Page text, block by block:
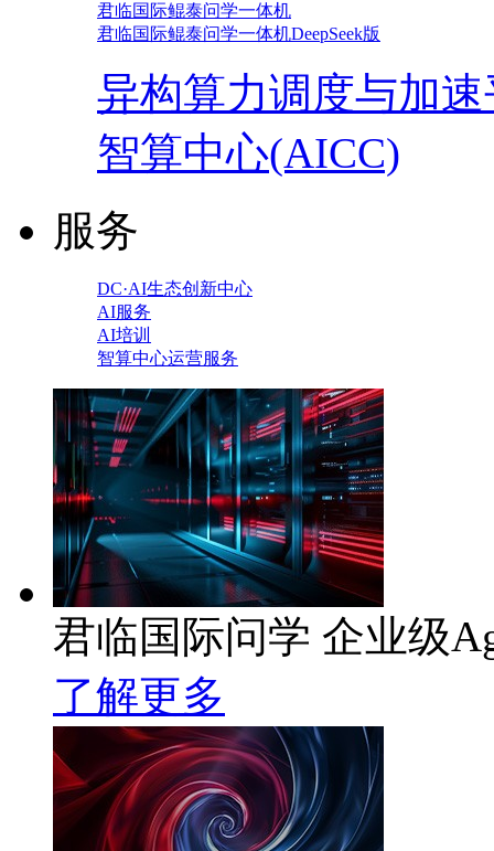
君临国际鲲泰问学一体机
君临国际鲲泰问学一体机DeepSeek版
异构算力调度与加
智算中心(AICC)
服务
DC·AI生态创新中心
AI服务
AI培训
智算中心运营服务
君临国际问学 企业级
了解更多